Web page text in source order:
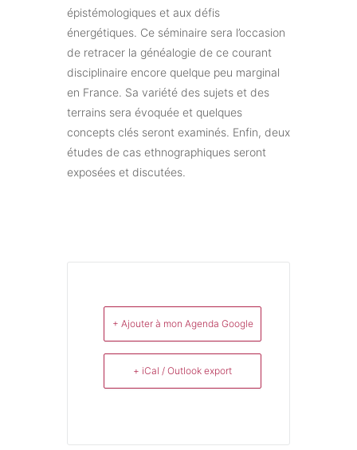
épistémologiques et aux défis
énergétiques. Ce séminaire sera l’occasion
de retracer la généalogie de ce courant
disciplinaire encore quelque peu marginal
en France. Sa variété des sujets et des
terrains sera évoquée et quelques
concepts clés seront examinés. Enfin, deux
études de cas ethnographiques seront
exposées et discutées.
+ Ajouter à mon Agenda Google
+ iCal / Outlook export